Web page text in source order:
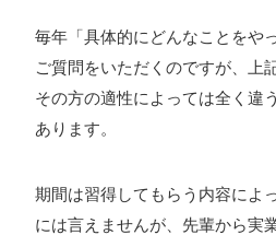
毎年「具体的にどんなことをや
ご質問をいただくのですが、上
その方の適性によっては全く違
あります。
期間は習得してもらう内容によ
には言えませんが、先輩から実